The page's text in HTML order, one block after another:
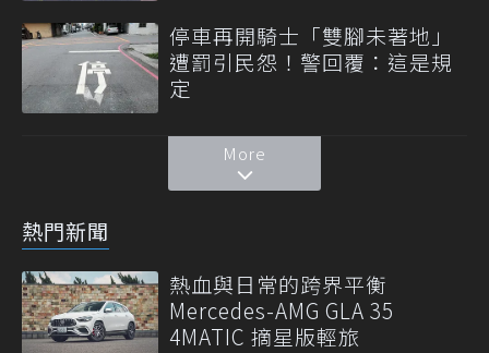
停車再開騎士「雙腳未著地」
遭罰引民怨！警回覆：這是規
定
More
熱門新聞
熱血與日常的跨界平衡
Mercedes-AMG GLA 35
4MATIC 摘星版輕旅